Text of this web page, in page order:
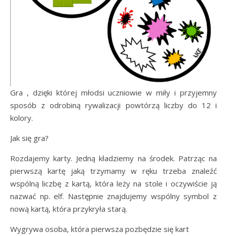
Gra , dzięki której młodsi uczniowie w miły i przyjemny
sposób z odrobiną rywalizacji powtórzą liczby do 12 i
kolory.
Jak się gra?
Rozdajemy karty. Jedną kładziemy na środek. Patrząc na
pierwszą kartę jaką trzymamy w ręku trzeba znaleźć
wspólną liczbę z kartą, która leży na stole i oczywiście ją
nazwać np. elf. Następnie znajdujemy wspólny symbol z
nową kartą, która przykryła starą.
Wygrywa osoba, która pierwsza pozbędzie się kart